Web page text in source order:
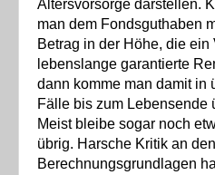
Altersvorsorge darstellen.
man dem Fondsguthaben
Betrag in der Höhe, die ein
lebenslange garantierte
dann komme man damit in
Fälle bis zum Lebensende
Meist bleibe sogar noch
übrig. Harsche Kritik an den
Berechnungsgrundlagen